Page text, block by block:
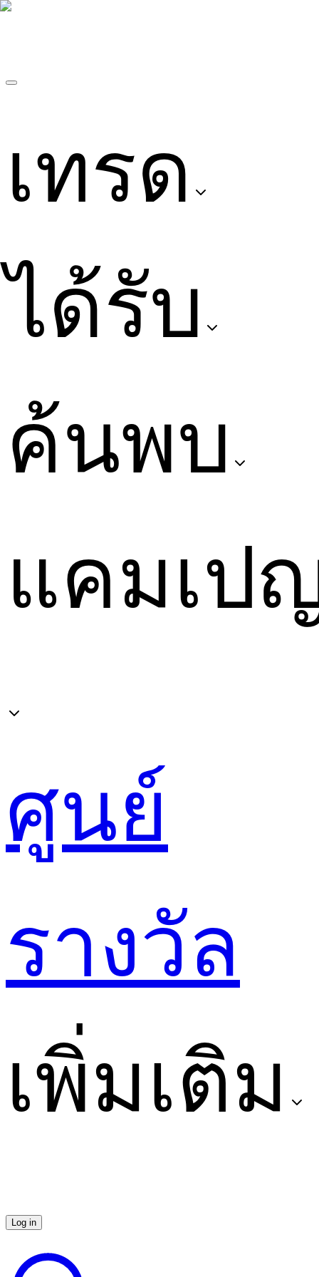
เทรด
ได้รับ
ค้นพบ
แคมเป
ศูนย์
รางวัล
เพิ่มเติม
Log in